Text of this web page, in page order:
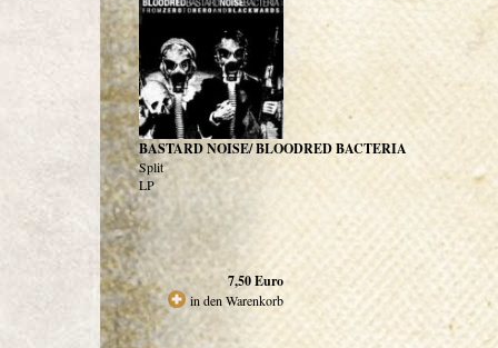
BASTARD NOISE/ BLOODRED BACTERIA
Split
LP
7,50Euro
in den Warenkorb